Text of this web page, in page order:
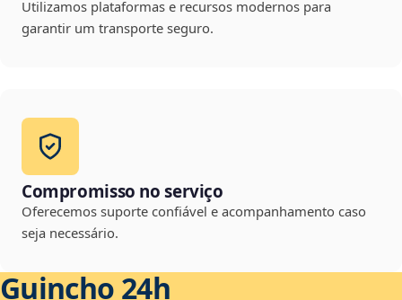
Utilizamos plataformas e recursos modernos para
garantir um transporte seguro.
Compromisso no serviço
Oferecemos suporte confiável e acompanhamento caso
seja necessário.
Guincho 24h